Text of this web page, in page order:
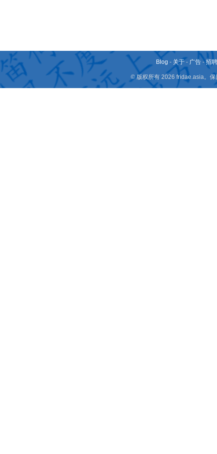
Blog - 关于 - 广告 -招
© 版权所有 2026 fridae.asia。